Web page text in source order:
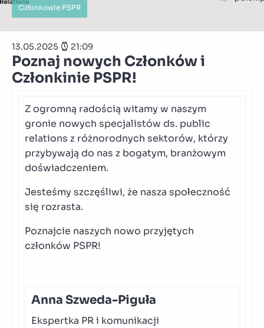
Członkowie PSPR
13.05.2025 21:09
Poznaj nowych Członków i
Członkinie PSPR!
Z ogromną radością witamy w naszym
gronie nowych specjalistów ds. public
relations z różnorodnych sektorów, którzy
przybywają do nas z bogatym, branżowym
doświadczeniem.
Jesteśmy szczęśliwi, że nasza społeczność
się rozrasta.
Poznajcie naszych nowo przyjętych
członków PSPR!
Anna Szweda-Piguła
Ekspertka PR i komunikacji